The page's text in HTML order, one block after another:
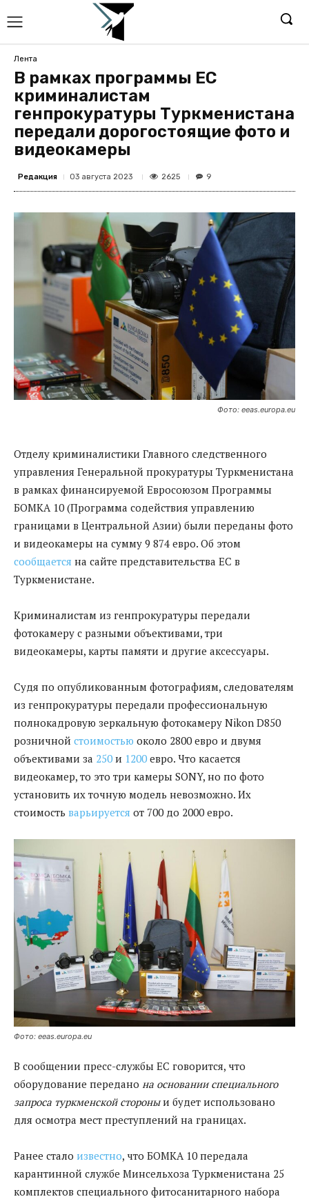
Лента
В рамках программы ЕС
криминалистам
генпрокуратуры Туркменистана
передали дорогостоящие фото и
видеокамеры
Редакция 03 августа 2023 2625 9
Фото: eeas.europa.eu
Отделу криминалистики Главного следственного
управления Генеральной прокуратуры Туркменистана
в рамках финансируемой Евросоюзом Программы
БОМКА 10 (Программа содействия управлению
границами в Центральной Азии) были переданы фото
и видеокамеры на сумму 9 874 евро. Об этом
сообщается на сайте представительства ЕС в
Туркменистане.
Криминалистам из генпрокуратуры передали
фотокамеру с разными объективами, три
видеокамеры, карты памяти и другие аксессуары.
Судя по опубликованным фотографиям, следователям
из генпрокуратуры передали профессиональную
полнокадровую зеркальную фотокамеру Nikon D850
розничной стоимостью около 2800 евро и двумя
объективами за 250 и 1200 евро. Что касается
видеокамер, то это три камеры SONY, но по фото
установить их точную модель невозможно. Их
стоимость варьируется от 700 до 2000 евро.
Фото: eeas.europa.eu
В сообщении пресс-службы ЕС говорится, что
оборудование передано на основании специального
запроса туркменской стороныи будет использовано
для осмотра мест преступлений на границах.
Ранее стало известно, что БОМКА 10 передала
карантинной службе Минсельхоза Туркменистана 25
комплектов специального фитосанитарного набора